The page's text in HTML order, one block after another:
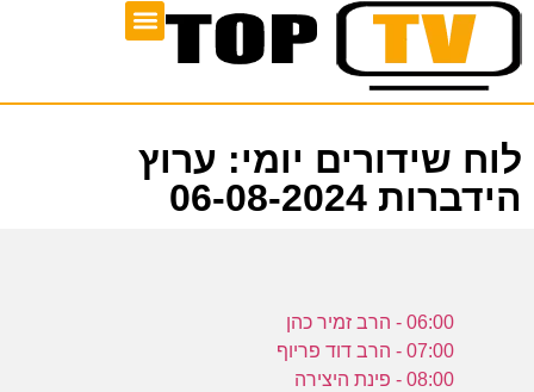
לוח שידורים יומי: ערוץ
הידברות 06-08-2024
06:00 - הרב זמיר כהן
07:00 - הרב דוד פריוף
08:00 - פינת היצירה